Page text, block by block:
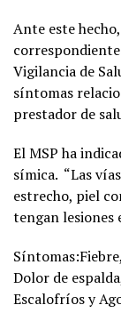
Ante este
Vigilancia de
síntomas
prestador de
El MSP ha
símica. “Las
estrecho, piel
tengan lesiones
Dolor de
Escalofríos y